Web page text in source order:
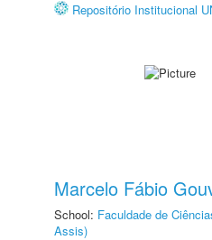
Repositório Institucional
Marcelo Fábio
School: Faculdade de
Assis)